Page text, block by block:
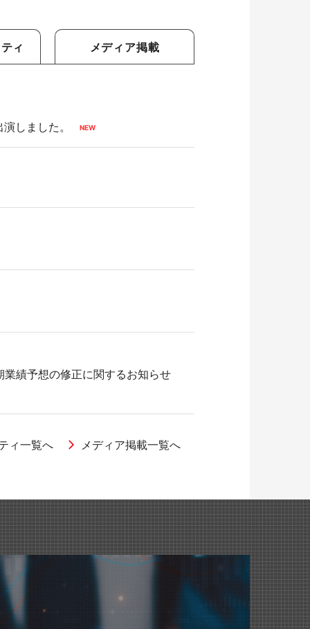
ィ メディア掲載
しました。
績予想の修正に関するお知らせ
績予想の修正に関するお知らせ
が紹介されました。
ィ一覧へ メディア掲載一覧へ